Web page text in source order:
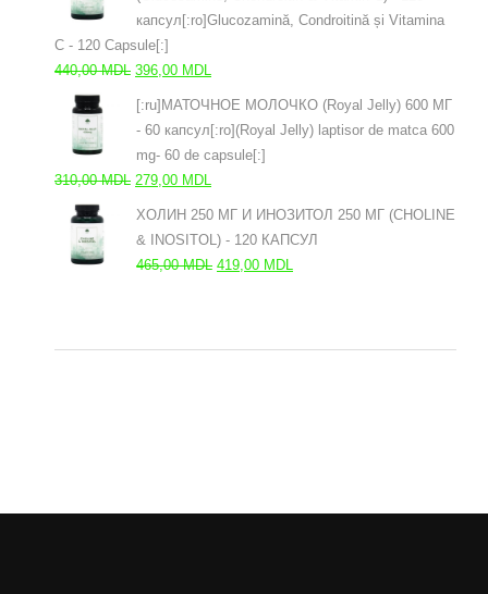
310,00 MDL.
капсул[:ro]Glucozamină, Condroitină și Vitamina
C - 120 Capsule[:]
440,00MDL Первоначальная
396,00 MDL
[:ru]МАТОЧНОЕ МОЛОЧКО (Royal Jelly) 600 МГ
- 60 капсул[:ro](Royal Jelly) laptisor de matca 600
mg- 60 de capsule[:]
310,00MDL Первоначальная
279,00 MDL
ХОЛИН 250 МГ И ИНОЗИТОЛ 250 МГ (CHOLINE
& INOSITOL) - 120 КАПСУЛ
465,00MDL Первоначальная
419,00 MDL